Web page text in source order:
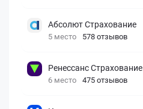
Абсолют Страхование
5 место 578 отзывов
Ренессанс Страхование
6 место 475 отзывов